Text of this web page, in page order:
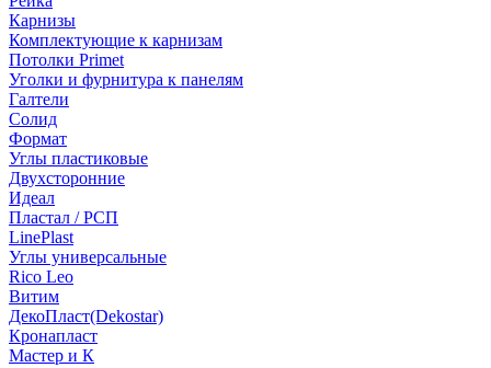
Карнизы
Комплектующие к карнизам
Потолки Primet
Уголки и фурнитура к панелям
Галтели
Солид
Формат
Углы пластиковые
Двухсторонние
Идеал
Пластал / РСП
LinePlast
Углы универсальные
Rico Leo
Витим
ДекоПласт(Dekostar)
Кронапласт
Мастер и К